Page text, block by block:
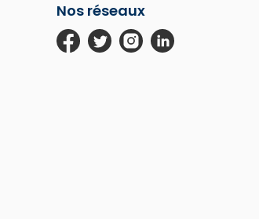
Nos réseaux